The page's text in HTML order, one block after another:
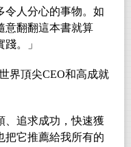
令人分心的事物。如
意翻翻這本書就算
。」
界頂尖CEO和高成就
、追求成功，快速獲
把它推薦給我所有的